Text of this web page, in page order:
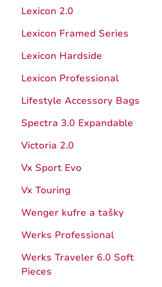
Hunter Pro
Štepárske a záhradnícke nože
Nože s pevnou čepeľou
Puzdrá
Príslušenstvo a doplnky
Katalóg
Záruka
Kuchynské pomôcky
Ocieľky, brúsenie
Katalóg
Návody
Záruka
Lexicon 2.0
Lexicon Framed Series
Lexicon Hardside
Lexicon Professional
Lifestyle Accessory Bags
Spectra 3.0 Expandable
Victoria 2.0
Vx Sport Evo
Vx Touring
Wenger kufre a tašky
Werks Professional
Werks Traveler 6.0 Soft
Pieces